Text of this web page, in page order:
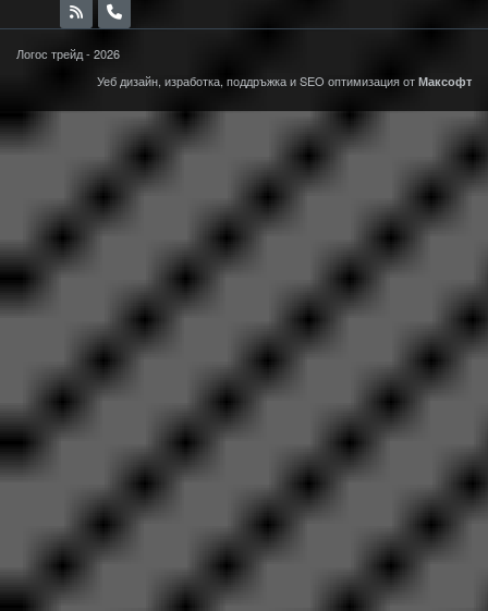
Логос трейд - 2026
Уеб дизайн, изработка, поддръжка иSEO оптимизация от Максофт